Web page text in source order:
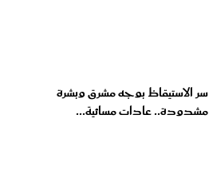
سر الاستيقاظ بوجه مشرق وبشرة
مشدودة.. عادات مسائية...